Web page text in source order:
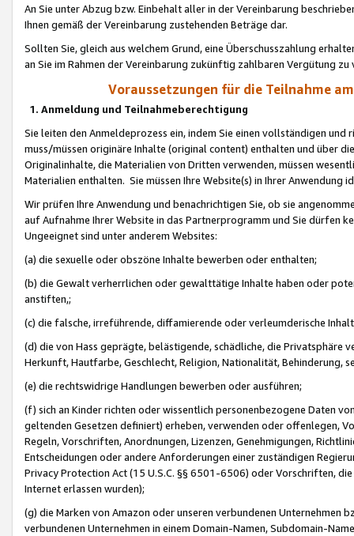
An Sie unter Abzug bzw. Einbehalt aller in der Vereinbarung
Ihnen gemäß der Vereinbarung zustehenden Beträge dar.
Sollten Sie, gleich aus welchem Grund, eine Überschusszahlung
an Sie im Rahmen der Vereinbarung zukünftig zahlbaren Vergütung zu
Voraussetzungen für die Teilnahme
1. Anmeldung und Teilnahmeberechtigung
Sie leiten den Anmeldeprozess ein, indem Sie einen vollständigen
muss/müssen originäre Inhalte (original content) enthalten und über
Originalinhalte, die Materialien von Dritten verwenden, müssen
Materialien enthalten. Sie müssen Ihre Website(s) in Ihrer Anwendung
Wir prüfen Ihre Anwendung und benachrichtigen Sie, ob sie
auf Aufnahme Ihrer Website in das Partnerprogramm und Sie dürfen
Ungeeignet sind unter anderem Websites:
(a) die sexuelle oder obszöne Inhalte bewerben oder enthalten;
(b) die Gewalt verherrlichen oder gewalttätige Inhalte haben oder
anstiften,;
(c) die falsche, irreführende, diffamierende oder verleumderische
(d) die von Hass geprägte, belästigende, schädliche, die Privatsphäre
Herkunft, Hautfarbe, Geschlecht, Religion, Nationalität, Behinderung,
(e) die rechtswidrige Handlungen bewerben oder ausführen;
(f) sich an Kinder richten oder wissentlich personenbezogene Daten
geltenden Gesetzen definiert) erheben, verwenden oder offenlegen,
Regeln, Vorschriften, Anordnungen, Lizenzen, Genehmigungen,
Entscheidungen oder andere Anforderungen einer zuständigen
Privacy Protection Act (15 U.S.C. §§ 6501-6506) oder Vorschriften,
Internet erlassen wurden);
(g) die Marken von Amazon oder unseren verbundenen Unternehmen
verbundenen Unternehmen in einem Domain-Namen, Subdomain-